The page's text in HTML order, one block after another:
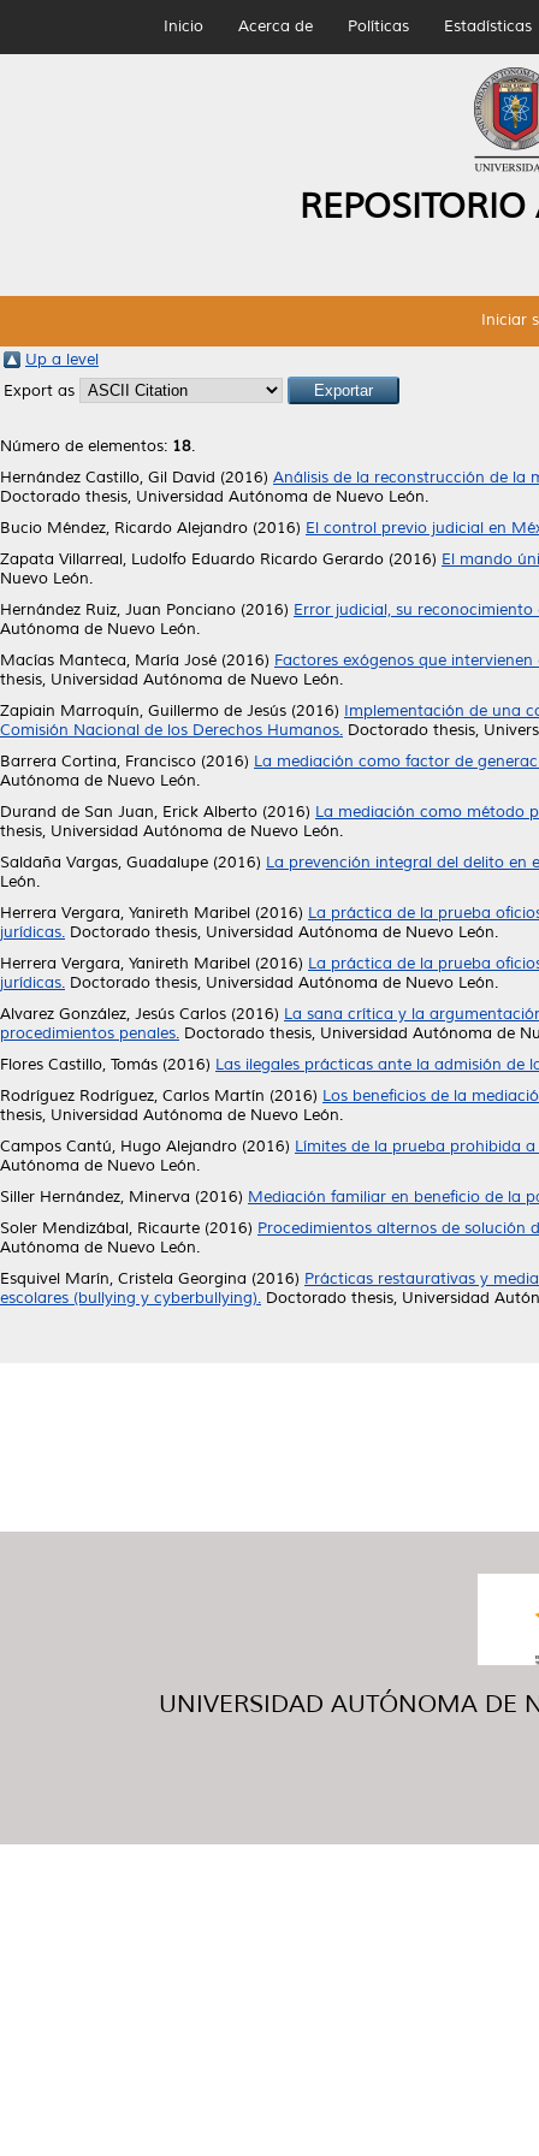
Inicio Acerca de Políticas Estadísticas
Iniciar
Up a level
Export as
Número de elementos: 18.
Hernández Castillo, Gil David (2016) Análisis de la reconstrucción de la
Doctorado thesis, Universidad Autónoma de Nuevo León.
Bucio Méndez, Ricardo Alejandro (2016) El control previo judicial en
Zapata Villarreal, Ludolfo Eduardo Ricardo Gerardo (2016) El mando
Nuevo León.
Hernández Ruiz, Juan Ponciano (2016) Error judicial, su
Autónoma de Nuevo León.
Macías Manteca, María José (2016) Factores exógenos que
thesis, Universidad Autónoma de Nuevo León.
Zapiain Marroquín, Guillermo de Jesús (2016) Implementación de una
Comisión Nacional de los Derechos Humanos. Doctorado thesis,
Barrera Cortina, Francisco (2016) La mediación como factor de
Autónoma de Nuevo León.
Durand de San Juan, Erick Alberto (2016) La mediación como método
thesis, Universidad Autónoma de Nuevo León.
Saldaña Vargas, Guadalupe (2016) La prevención integral del delito en
León.
Herrera Vergara, Yanireth Maribel (2016) La práctica de la prueba
jurídicas. Doctorado thesis, Universidad Autónoma de Nuevo León.
Herrera Vergara, Yanireth Maribel (2016) La práctica de la prueba
jurídicas. Doctorado thesis, Universidad Autónoma de Nuevo León.
Alvarez González, Jesús Carlos (2016) La sana crítica y la
procedimientos penales. Doctorado thesis, Universidad Autónoma de
Flores Castillo, Tomás (2016) Las ilegales prácticas ante la admisión de
Rodríguez Rodríguez, Carlos Martín (2016) Los beneficios de la
thesis, Universidad Autónoma de Nuevo León.
Campos Cantú, Hugo Alejandro (2016) Límites de la prueba prohibida
Autónoma de Nuevo León.
Siller Hernández, Minerva (2016) Mediación familiar en beneficio de la
Soler Mendizábal, Ricaurte (2016) Procedimientos alternos de solución
Autónoma de Nuevo León.
Esquivel Marín, Cristela Georgina (2016) Prácticas restaurativas y
escolares (bullying y cyberbullying). Doctorado thesis, Universidad
UNIVERSIDAD AUTÓNOMA DE